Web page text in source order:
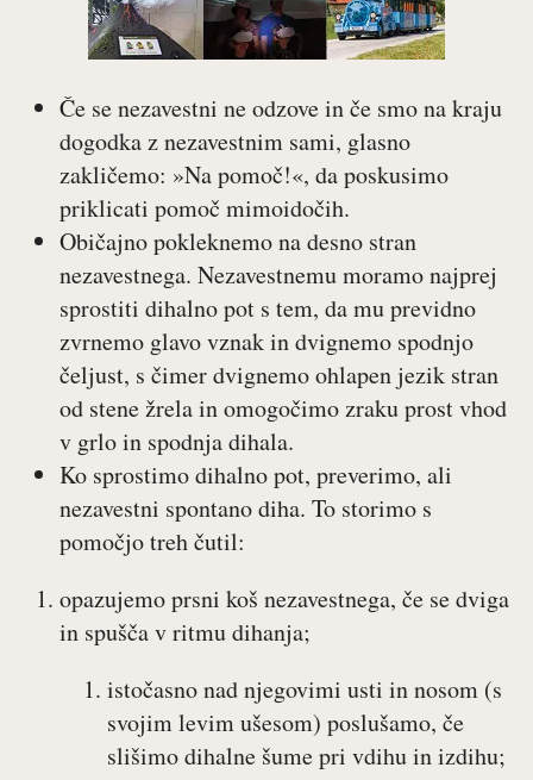
Če se nezavestni ne odzove in če smo na kraju
dogodka z nezavestnim sami, glasno
zakličemo: »Na pomoč!«, da poskusimo
priklicati pomoč mimoidočih.
Običajno pokleknemo na desno stran
nezavestnega. Nezavestnemu moramo najprej
sprostiti dihalno pot s tem, da mu previdno
zvrnemo glavo vznak in dvignemo spodnjo
čeljust, s čimer dvignemo ohlapen jezik stran
od stene žrela in omogočimo zraku prost vhod
v grlo in spodnja dihala.
Ko sprostimo dihalno pot, preverimo, ali
nezavestni spontano diha. To storimo s
pomočjo treh čutil:
opazujemo prsni koš nezavestnega, če se dviga
in spušča v ritmu dihanja;
istočasno nad njegovimi usti in nosom (s
svojim levim ušesom) poslušamo, če
slišimo dihalne šume pri vdihu in izdihu;